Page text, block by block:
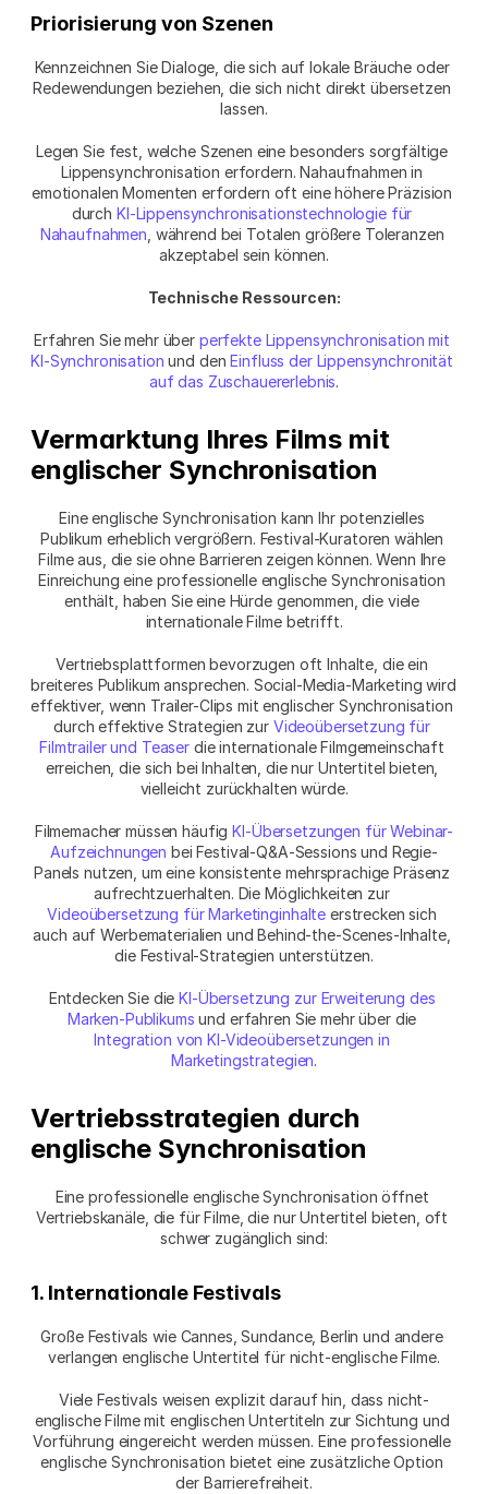
Priorisierung von Szenen
Kennzeichnen Sie Dialoge, die sich auf lokale Bräuche oder
Redewendungen beziehen, die sich nicht direkt übersetzen
lassen.
Legen Sie fest, welche Szenen eine besonders sorgfältige
Lippensynchronisation erfordern. Nahaufnahmen in
emotionalen Momenten erfordern oft eine höhere Präzision
durch KI-Lippensynchronisationstechnologie für
Nahaufnahmen , während bei Totalen größere Toleranzen
akzeptabel sein können.
Technische Ressourcen:
Erfahren Sie mehr über perfekte Lippensynchronisation mit
KI-Synchronisation und den Einfluss der Lippensynchronität
auf das Zuschauererlebnis.
Vermarktung Ihres Films mit
englischer Synchronisation
Eine englische Synchronisation kann Ihr potenzielles
Publikum erheblich vergrößern. Festival-Kuratoren wählen
Filme aus, die sie ohne Barrieren zeigen können. Wenn Ihre
Einreichung eine professionelle englische Synchronisation
enthält, haben Sie eine Hürde genommen, die viele
internationale Filme betrifft.
Vertriebsplattformen bevorzugen oft Inhalte, die ein
breiteres Publikum ansprechen. Social-Media-Marketing wird
effektiver, wenn Trailer-Clips mit englischer Synchronisation
durch effektive Strategien zur Videoübersetzung für
Filmtrailer und Teaser die internationale Filmgemeinschaft
erreichen, die sich bei Inhalten, die nur Untertitel bieten,
vielleicht zurückhalten würde.
Filmemacher müssen häufig KI-Übersetzungen für Webinar-
Aufzeichnungen bei Festival-Q&A-Sessions und Regie-
Panels nutzen, um eine konsistente mehrsprachige Präsenz
aufrechtzuerhalten. Die Möglichkeiten zur
Videoübersetzung für Marketinginhalte erstrecken sich
auch auf Werbematerialien und Behind-the-Scenes-Inhalte,
die Festival-Strategien unterstützen.
Entdecken Sie die KI-Übersetzung zur Erweiterung des
Marken-Publikums
Integration von KI-Videoübersetzungen in
Marketingstrategien.
Vertriebsstrategien durch
englische Synchronisation
Eine professionelle englische Synchronisation öffnet
Vertriebskanäle, die für Filme, die nur Untertitel bieten, oft
schwer zugänglich sind:
1. Internationale Festivals
Große Festivals wie Cannes, Sundance, Berlin und andere
verlangen englische Untertitel für nicht-englische Filme.
Viele Festivals weisen explizit darauf hin, dass nicht-
englische Filme mit englischen Untertiteln zur Sichtung und
Vorführung eingereicht werden müssen. Eine professionelle
englische Synchronisation bietet eine zusätzliche Option
der Barrierefreiheit.